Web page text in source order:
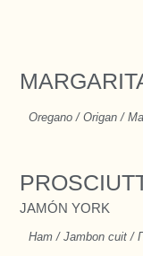
Oregano / Origan /
JAMÓN YORK
Ham / Jambon cuit /